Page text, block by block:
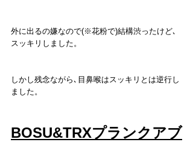
外に出るの嫌なので(※花粉で)結構渋ったけど､
スッキリしました。
しかし残念ながら､目鼻喉はスッキリとは逆行し
ました。
BOSU&TRXプランクアブ